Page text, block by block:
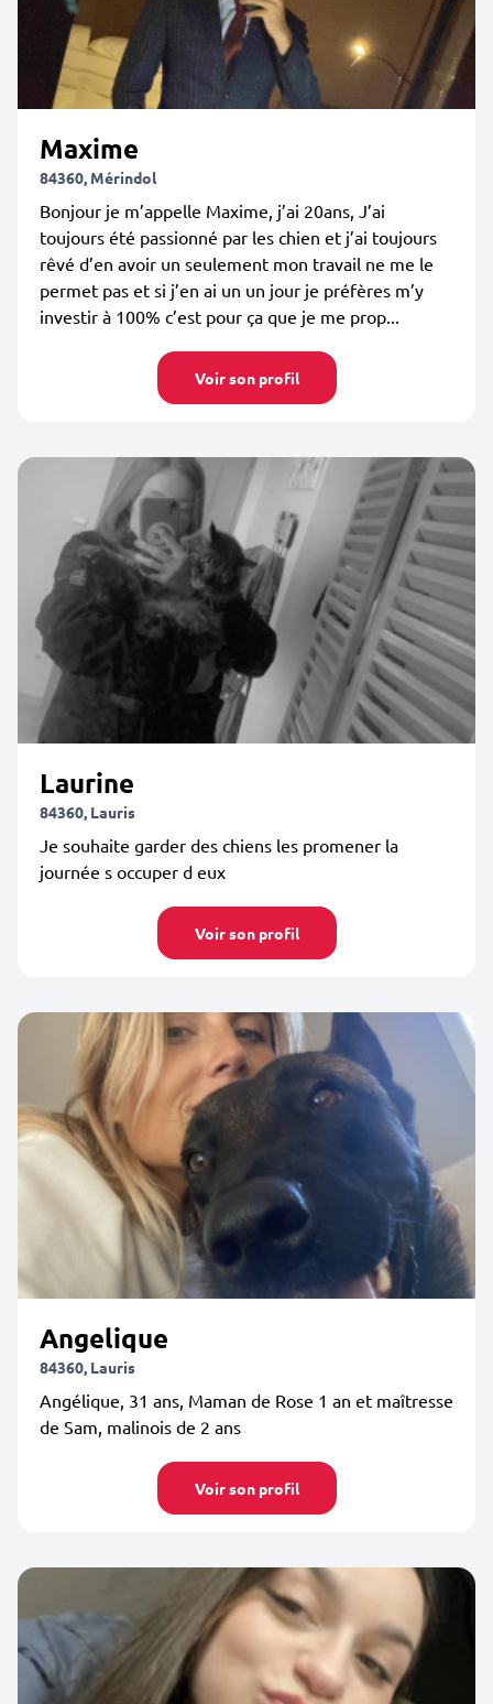
Maxime
84360, Mérindol
Bonjour je m’appelle Maxime, j’ai 20ans, J’ai
toujours été passionné par les chien et j’ai toujours
rêvé d’en avoir un seulement mon travail ne me le
permet pas et si j’en ai un un jour je préfères m’y
investir à 100% c’est pour ça que je me prop...
Voir son profil
Laurine
84360, Lauris
Je souhaite garder des chiens les promener la
journée s occuper d eux
Voir son profil
Angelique
84360, Lauris
Angélique, 31 ans, Maman de Rose 1 an et maîtresse
de Sam, malinois de 2 ans
Voir son profil